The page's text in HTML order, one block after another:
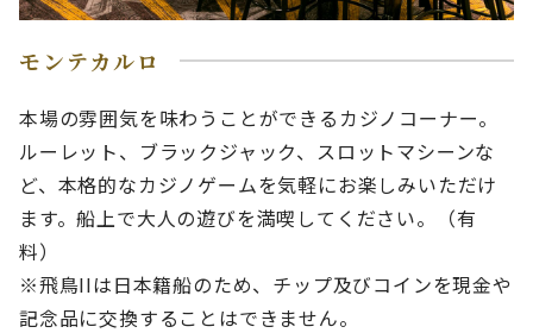
モンテカルロ
本場の雰囲気を味わうことができるカジノコーナー。
ルーレット、ブラックジャック、スロットマシーンな
ど、本格的なカジノゲームを気軽にお楽しみいただけ
ます。船上で大人の遊びを満喫してください。（有
料）
※飛鳥IIは日本籍船のため、チップ及びコインを現金や
記念品に交換することはできません。